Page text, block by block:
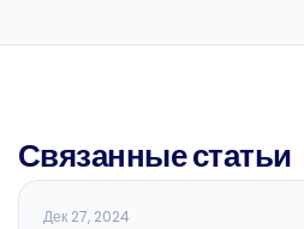
Связанные статьи
ОБЩАЯ СТОМАТОЛОГИЯ
Дек 27, 2024